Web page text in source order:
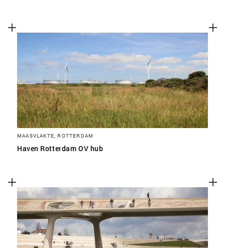
MAASVLAKTE, ROTTERDAM
Haven Rotterdam OV hub